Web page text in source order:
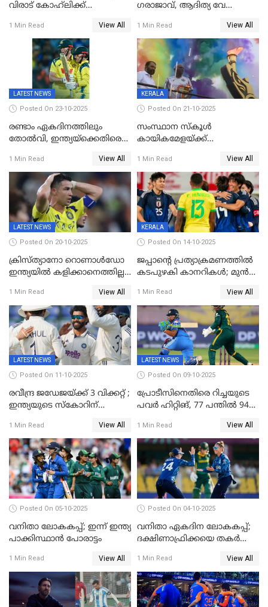
വിരാട് കോഹ്‍ലിക്ക്
മുൻനായകരുടെ മികവിൽ
ഓസീസിനെതിരെ ഉജ്ജ്വല
1 Min Read View All
ഗരാജാവ്, ആദിത്യ വേ​
ബോയ്സിലും സബ്‌ജൂനിയർ
ഗേൾസിലും റെക്കോർഡോടെ
സ്വർണം, ദേവപ്രിയ 87ലെ
റെക്കോർഡ് തിരുത്തി
1 Min Read View All
LATEST NEWS
Posted On 23-10-2025
രണ്ടാം ഏകദിനത്തിലും
തോൽവി, ഇന്ത്യയ്‌ക്കെതിരെ
1 Min Read View All
KERALA
Posted On 21-10-2025
സംസ്ഥാന സ്കൂൾ
കായികമേളയ്ക്ക്
ഒളിംപിക്‌സിന്റെ ഉദ്‌ഘാടനം
നിർവഹിച്ച് ധനമന്ത്രി K N
ബാലഗോപാൽ;ദീപശിഖ
തെളിയിച്ച് I M വിജയൻ
1 Min Read View All
LATEST NEWS
Posted On 20-10-2025
ക്രിസ്ത്യാനോ റൊണാൾഡോ
ഇന്ത്യയിൽ കളിക്കാനെത്തില്ല;
ഉൾപ്പെടുത്തിയില്ല
1 Min Read View All
KERALA
Posted On 14-10-2025
ജപ്പാന്റെ പ്രത്യാക്രമണത്തിൽ
കടപുഴകി കാനറികൾ; മുൻ
ജപ്പാന്റെ ആദ്യ ജയം
1 Min Read View All
LATEST NEWS
Posted On 11-10-2025
രവീന്ദ്ര ജഡേജയ്ക്ക് 3 വിക്കറ്റ് ;
ഇന്ത്യയുടെ സ്കോറിന്
നാല് വിക്കറ്റ് നഷ്ടം
1 Min Read View All
LATEST NEWS
Posted On 09-10-2025
പ്രോടീസിനെതിരെ റിച്ചയുടെ
പവർ ഹിറ്റിങ്, 77 പന്തില്‍ 94
ലക്ഷ്യമൊരുക്കി ഇന്ത്യ; 28
വര്‍ഷം പഴക്കമുള്ള ലോക
റെക്കോര്‍ഡ് തകര്‍ത്ത് സ്മൃതി
1 Min Read View All
Posted On 05-10-2025
വനിതാ ലോകകപ്പ്; ഇന്ന് ഇന്ത്യ
പാക്കിസ്ഥാന്‍ പോരാട്ടം
1 Min Read View All
Posted On 04-10-2025
വനിതാ ഏകദിന ലോകകപ്പ്;
ദക്ഷിണാഫ്രിക്കയെ തകർത്ത്
1 Min Read View All